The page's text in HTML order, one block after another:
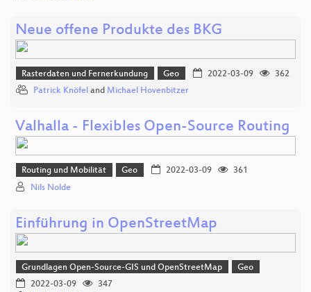
Neue offene Produkte des BKG
Rasterdaten und Fernerkundung Geo 2022-03-09
362
Patrick Knöfel and Michael Hovenbitzer
Valhalla - Flexibles Open-Source Routing
Routing und Mobilität Geo 2022-03-09
361
Nils Nolde
Einführung in OpenStreetMap
Grundlagen Open-Source-GIS und OpenStreetMap
Geo
2022-03-09
347